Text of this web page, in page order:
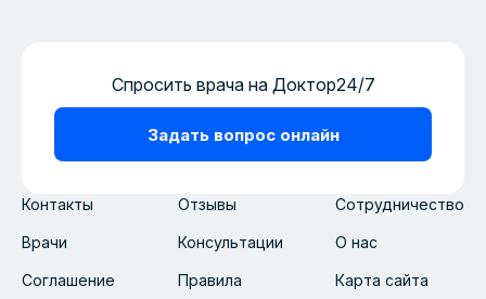
Контакты Отзывы Сотрудничество
Врачи Консультации О нас
Соглашение Правила Карта сайта
Спросить врача на Доктор24/7
Задать вопрос онлайн